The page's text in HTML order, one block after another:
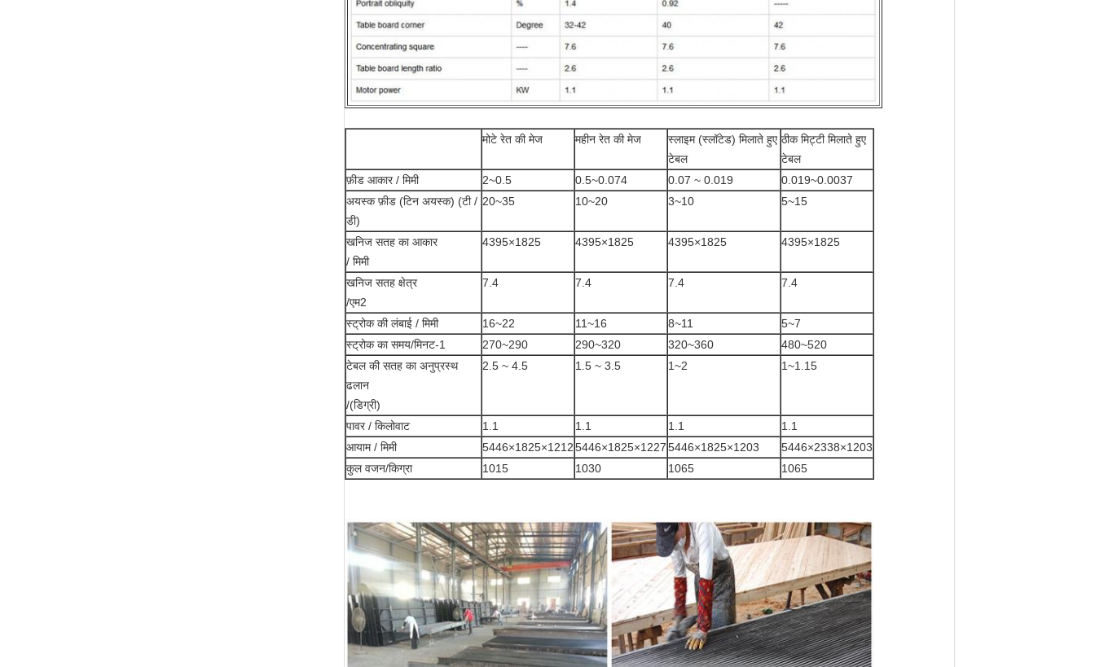
मोटे रेत की मेज महीन रेत की मेज
स्लाइम (स्लॉटेड) मिलाते हुए
टेबल
ठीक मिट्टी मिलाते हुए
टेबल
फ़ीड आकार / मिमी
2~0.5 0.5~0.074 0.07 ~ 0.019
0.019~0.0037
अयस्क फ़ीड (टिन अयस्क) (टी /
डी)
20~35 10~20 3~10 5~15
खनिज सतह का आकार
/ मिमी
4395×1825 4395×1825 4395×1825 4395×1825
खनिज सतह क्षेत्र
/एम2
7.4 7.4 7.4 7.4
स्ट्रोक की लंबाई / मिमी 16~22 11~16 8~11
5~7
स्ट्रोक का समय/मिनट-1
270~290 290~320 320~360
480~520
टेबल की सतह का अनुप्रस्थ
ढलान
/(डिग्री)
2.5 ~ 4.5 1.5 ~ 3.5 1~2 1~1.15
पावर / किलोवाट 1.1 1.1 1.1
1.1
आयाम / मिमी
5446×1825×12125446×1825×12275446×1825×1203
5446×2338×1203
कुल वजन/किग्रा
1015 1030 1065 1065